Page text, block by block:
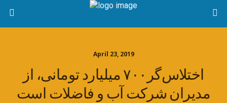
April 23, 2019
اختلاس‌گر۷۰۰ میلیارد تومانی، از
مدیران شرکت آب و فاضلات است